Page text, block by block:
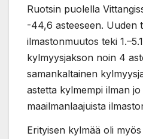
Ruotsin puolella
-44,6 asteeseen. Uuden
ilmastonmuutos teki
kylmyysjakson noin 4
samankaltainen
astetta kylmempi ilman
maailmanlaajuista
Erityisen kylmää oli